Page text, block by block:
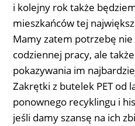
i kolejny rok także
mieszkańców tej
Mamy zatem potrzebę
codziennej pracy, ale
pokazywania im
Zakrętki z butelek PET od
ponownego recyklingu i
jeśli damy szansę na ich